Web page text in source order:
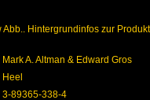
Abb.. Hintergrundinfos zur
Mark A. Altman & Edward Gros
Heel
3-89365-338-4